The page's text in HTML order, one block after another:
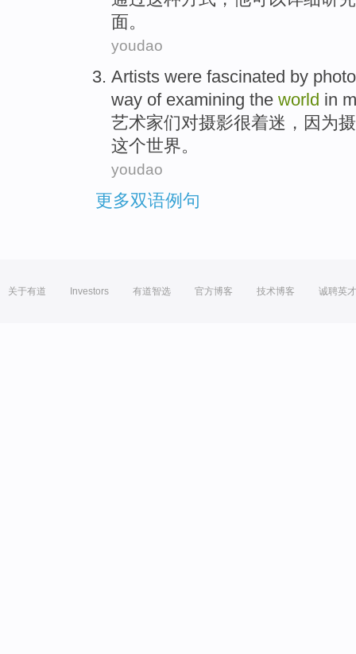
面。
youdao
Artists were fascinated by
way of examining the world in
艺术家们对摄影很着迷， 因为
这个世界。
youdao
更多双语例句
关于有道 Investors 有道智选 官方博客 技术博客 诚聘英才